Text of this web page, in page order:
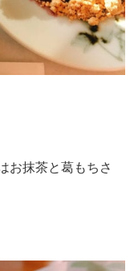
お抹茶と葛もちさ